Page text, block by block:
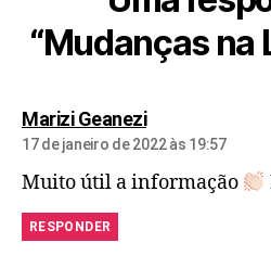
“Mudanças na
Marizi Geanezi
17 de janeiro de 2022 às 19:57
Muito útil a informação
RESPONDER